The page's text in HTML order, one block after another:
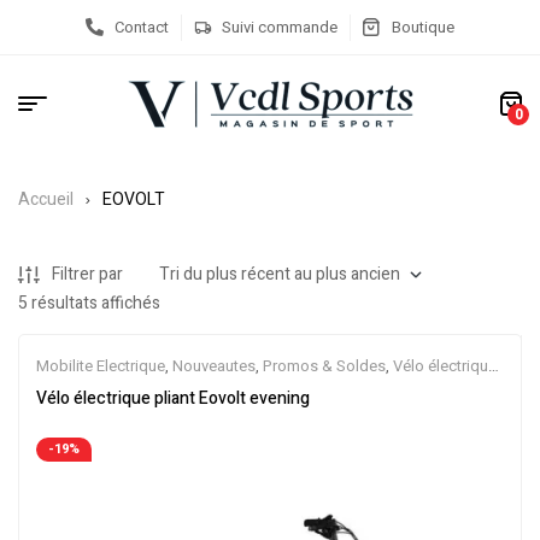
Contact Suivi commande Boutique
0
Accueil EOVOLT
Filtrer par
5 résultats affichés
Mobilite Electrique, Nouveautes, Promos & Soldes, Vélo électrique
ville, Velos Electriques
Vélo électrique pliant Eovolt evening
-19%